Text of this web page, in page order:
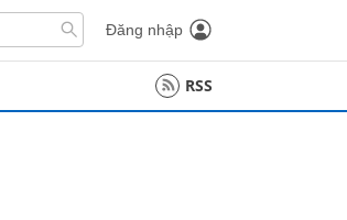
Đăng nhập
RSS